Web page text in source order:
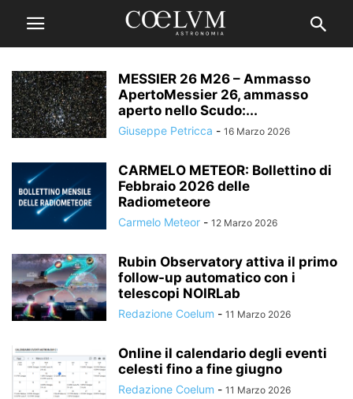
MESSIER 26 M26 – Ammasso
ApertoMessier 26, ammasso
aperto nello Scudo:...
Giuseppe Petricca - 16 Marzo 2026
CARMELO METEOR: Bollettino di
Febbraio 2026 delle
Radiometeore
Carmelo Meteor - 12 Marzo 2026
Rubin Observatory attiva il primo
follow-up automatico con i
telescopi NOIRLab
Redazione Coelum - 11 Marzo 2026
Online il calendario degli eventi
celesti fino a fine giugno
Redazione Coelum - 11 Marzo 2026